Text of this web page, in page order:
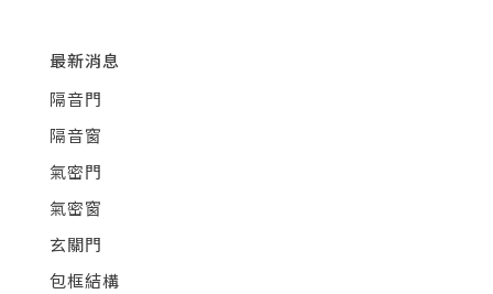
最新消息
隔音門
隔音窗
氣密門
氣密窗
玄關門
包框結構